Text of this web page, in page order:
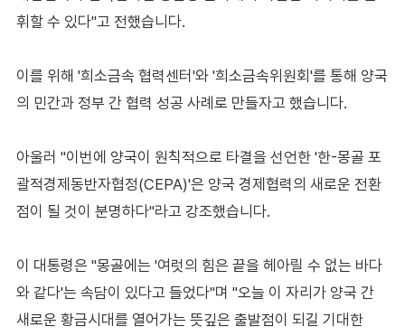
휘할 수 있다"고 전했습니다.
이를 위해 '희소금속 협력센터'와 '희소금속위원회'를 통해 양국
의 민간과 정부 간 협력 성공 사례로 만들자고 했습니다.
아울러 "이번에 양국이 원칙적으로 타결을 선언한 '한-몽골 포
괄적경제동반자협정(CEPA)'은 양국 경제협력의 새로운 전환
점이 될 것이 분명하다"라고 강조했습니다.
이 대통령은 "몽골에는 '여럿의 힘은 끝을 헤아릴 수 없는 바다
와 같다'는 속담이 있다고 들었다"며 "오늘 이 자리가 양국 간
새로운 황금시대를 열어가는 뜻깊은 출발점이 되길 기대한